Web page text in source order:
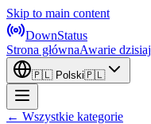
Skip to main content
DownStatus
Strona głównaAwarie dzisiaj
🇵🇱 Polski🇵🇱
← Wszystkie kategorie